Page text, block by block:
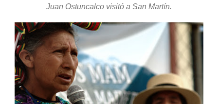
Juan Ostuncalco visitó a San Martín.